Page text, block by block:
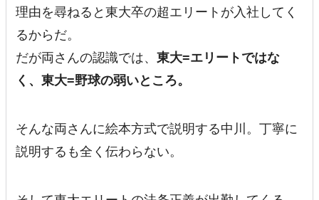
理由を尋ねると東大卒の超エリートが入社してく
るからだ。
だが両さんの認識では、東大=エリートではな
く、東大=野球の弱いところ。
そんな両さんに絵本方式で説明する中川。丁寧に
説明するも全く伝わらない。